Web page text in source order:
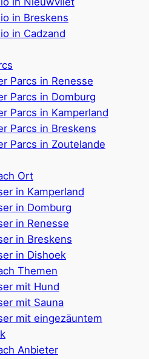
in Breskens
in Cadzand
Parcs in Renesse
Parcs in Domburg
Parcs in Kamperland
Parcs in Breskens
Parcs in Zoutelande
Ort
in Kamperland
in Domburg
in Renesse
in Breskens
in Dishoek
Themen
mit Hund
mit Sauna
mit eingezäuntem
Anbieter